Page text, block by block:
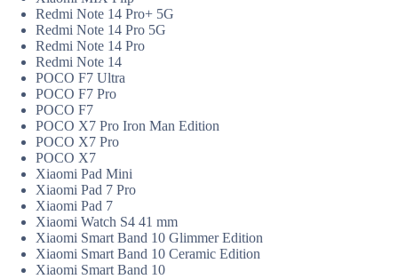
Redmi Note 14 Pro+ 5G
Redmi Note 14 Pro 5G
Redmi Note 14 Pro
Redmi Note 14
POCO F7 Ultra
POCO F7 Pro
POCO F7
POCO X7 Pro Iron Man Edition
POCO X7 Pro
POCO X7
Xiaomi Pad Mini
Xiaomi Pad 7 Pro
Xiaomi Pad 7
Xiaomi Watch S4 41 mm
Xiaomi Smart Band 10 Glimmer Edition
Xiaomi Smart Band 10 Ceramic Edition
Xiaomi Smart Band 10